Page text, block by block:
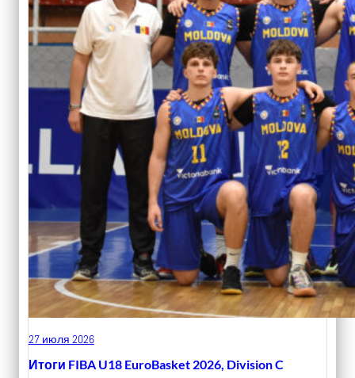
27 июля 2026
Итоги FIBA U18 EuroBasket 2026, Division C